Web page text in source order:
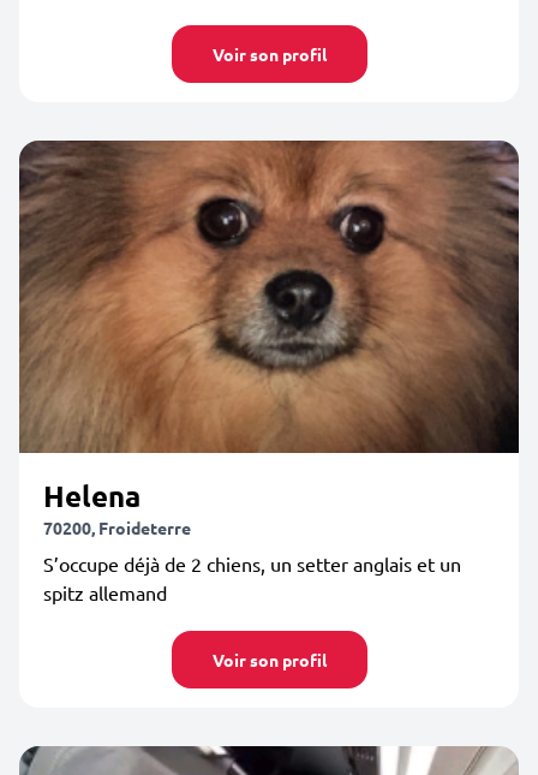
Voir son profil
Helena
70200, Froideterre
S’occupe déjà de 2 chiens, un setter anglais et un
spitz allemand
Voir son profil